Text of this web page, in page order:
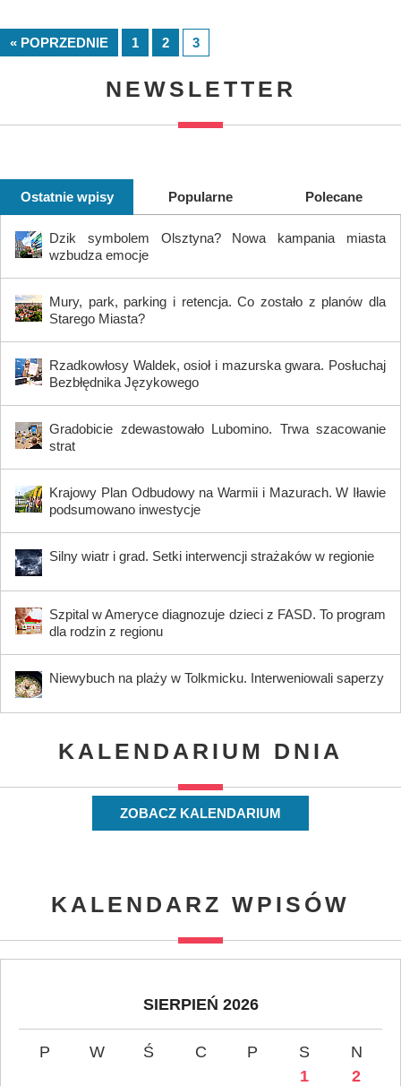
« POPRZEDNIE 1 2 3
NEWSLETTER
Ostatnie wpisy Popularne Polecane
Dzik symbolem Olsztyna? Nowa kampania miasta
wzbudza emocje
Mury, park, parking i retencja. Co zostało z planów dla
Starego Miasta?
Rzadkowłosy Waldek, osioł i mazurska gwara. Posłuchaj
Bezbłędnika Językowego
Gradobicie zdewastowało Lubomino. Trwa szacowanie
strat
Krajowy Plan Odbudowy na Warmii i Mazurach. W Iławie
podsumowano inwestycje
Silny wiatr i grad. Setki interwencji strażaków w regionie
Szpital w Ameryce diagnozuje dzieci z FASD. To program
dla rodzin z regionu
Niewybuch na plaży w Tolkmicku. Interweniowali saperzy
KALENDARIUM DNIA
ZOBACZ KALENDARIUM
KALENDARZ WPISÓW
SIERPIEŃ 2026
P W Ś C P S
N
1
2